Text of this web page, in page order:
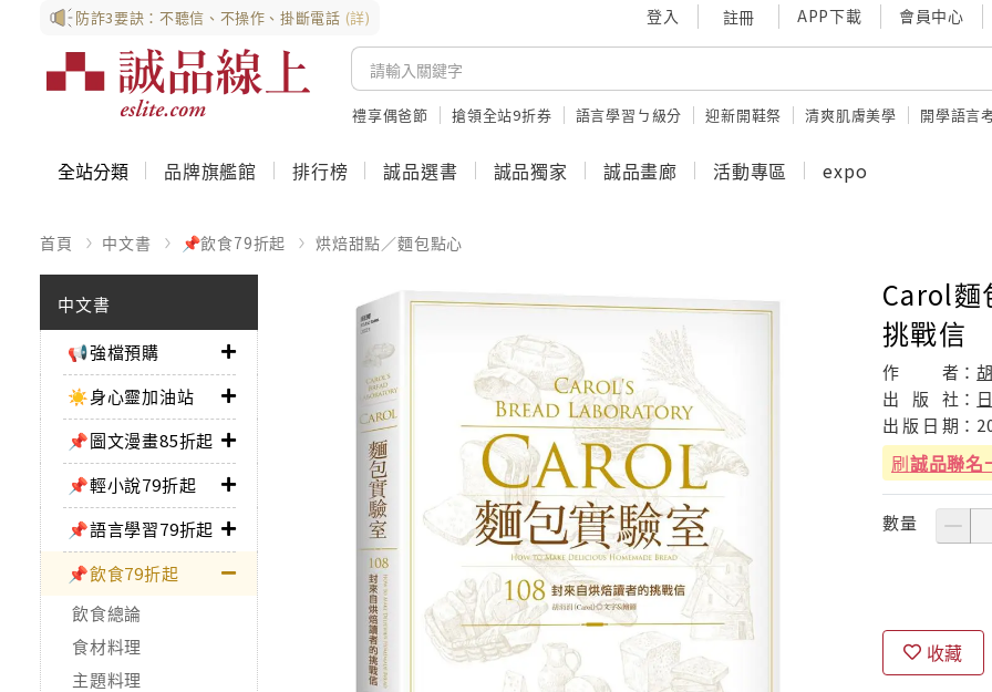
防詐3要訣：不聽信、不操作、掛斷電話 (詳) 登入 註冊 APP下載 會員中心
禮享偶爸節 搶領全站9折券 語言學習ㄅ級分 迎新開鞋祭 清爽肌膚美學 開學語言
全站分類 品牌旗艦館 排行榜 誠品選書 誠品獨家 誠品畫廊 活動專區 expo
首頁 中文書 📌飲食79折起 烘焙甜點／麵包點心
中文書
📢強檔預購
☀️身心靈加油站
📌圖文漫畫85折起
📌輕小說79折起
📌語言學習79折起
📌飲食79折起
飲食總論
食材料理
主題料理
Carol麵
挑戰信
作 者：
出
版 社：
出 版 日 期：
刷誠品聯名
數量
收藏